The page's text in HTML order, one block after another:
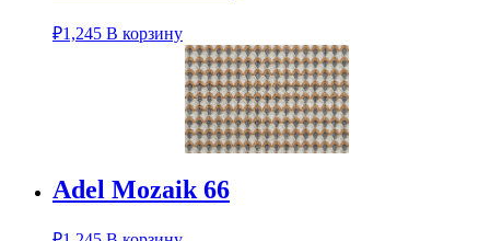
₽1,245 В корзину
Adel Mozaik 66